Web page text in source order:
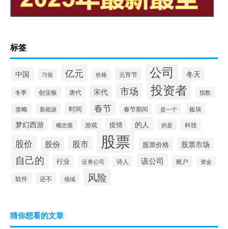
标签
中国 习俗 亿元 价格 元宵节 公司 冬天
冬季 创业板 唐代 宋代 市场 投资者 指数
攻略 新能源 时间 春节 春节期间 是一个 板块
梦幻西游 概念股 游戏 疫情 的人 的是 科技
股价 股份 股市 股票 股票价格 股票市场
自己的 行业 证券公司 诗人 该公司 账户 资金
软件 还不 领域 风险
猜你想看的文章